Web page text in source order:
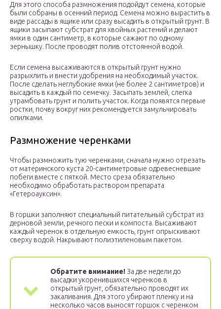
Для этого способа размножения подойдут семена, которые
были собраны в осенний период. Семена можно вырастить в
виде рассады в ящике или сразу высадить в открытый грунт. В
ящики засыпают субстрат для хвойных растений и делают
ямки в один сантиметр, в которые сажают по одному
зернышку. После проводят полив отстоянной водой.
Если семена высаживаются в открытый грунт нужно
разрыхлить и внести удобрения на необходимый участок.
После сделать неглубокие ямки (не более 2 сантиметров) и
высадить в каждый по семечку. Засыпать землей, слегка
утрамбовать грунт и полить участок. Когда появятся первые
ростки, почву вокруг них рекомендуется замульчировать
опилками.
Размножение черенками
Чтобы размножить тую черенками, сначала нужно отрезать
от материнского куста 20-сантиметровые одревесневшие
побеги вместе с пяткой. Место среза обязательно
необходимо обработать раствором препарата
«Гетероауксин».
В горшки заполняют специальный питательный субстрат из
дерновой земли, речного пески и компоста. Высаживают
каждый черенок в отдельную емкость, грунт опрыскивают
сверху водой. Накрывают полиэтиленовым пакетом.
Обратите внимание! За две недели до
высадки укоренившихся черенков в
открытый грунт, обязательно проводят их
закаливания. Для этого убирают пленку и на
несколько часов выносят горшок с черенком